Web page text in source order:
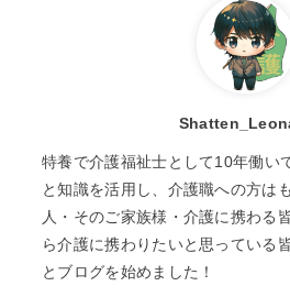
特養で介護福祉士として10年働い
と知識を活用し、介護職への方は
人・そのご家族様・介護に携わる
ら介護に携わりたいと思っている
とブログを始めました！